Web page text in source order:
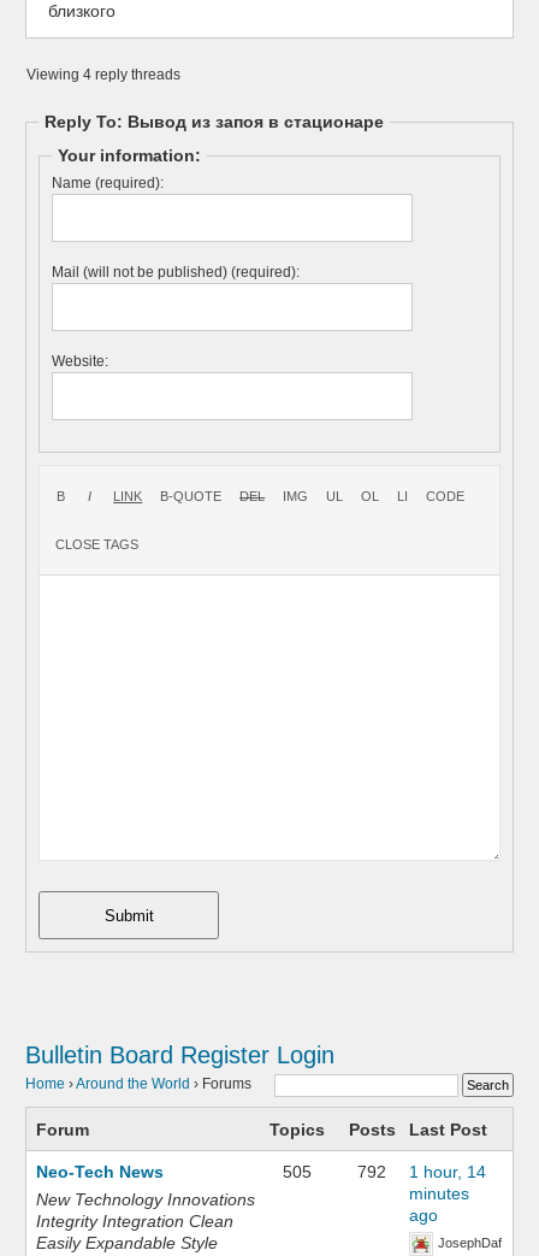
близкого
Viewing 4 reply threads
Reply To: Вывод из запоя в стационаре
Your information:
Name (required):
Mail (will not be published) (required):
Website:
Submit
Bulletin Board Register Login
Home ›Around the World › Forums
Forum Topics Posts Last Post
Neo-Tech News
New Technology Innovations
Integrity Integration Clean
Easily Expandable Style
505 792
1 hour, 14
minutes
ago
JosephDaf